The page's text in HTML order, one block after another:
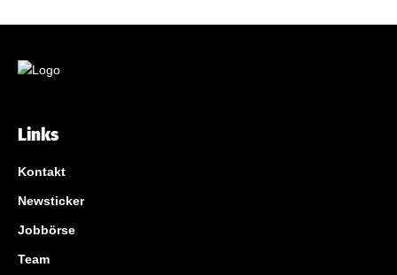
Links
Kontakt
Newsticker
Jobbörse
Team